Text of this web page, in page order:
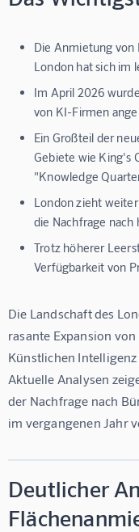
Die Anmietung
London hat sich im
Im April 2026
von KI-Firmen
Ein Großteil der
Gebiete wie King's
"Knowledge
London zieht
die Nachfrage
Trotz höherer
Verfügbarkeit von
Die Landschaft des
rasante Expansion
Künstlichen
Aktuelle Analysen
der Nachfrage nach
im vergangenen Jahr
Deutlicher